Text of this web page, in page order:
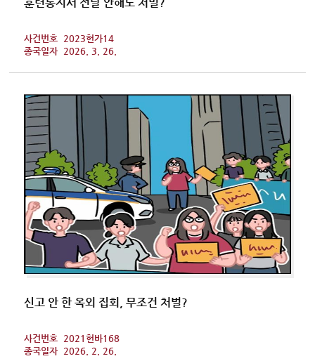
사건번호 2023헌가14
종국일자 2026. 3. 26.
신고 안 한 옥외 집회, 무조건 처벌?
사건번호 2021헌바168
종국일자 2026. 2. 26.